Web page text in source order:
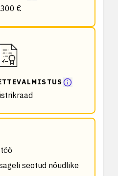
€
seotud nõudlike